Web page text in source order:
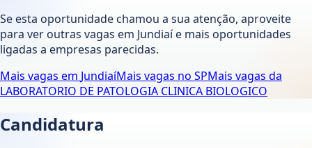
Se esta oportunidade chamou a sua atenção, aproveite
para ver outras vagas em Jundiaíe mais oportunidades
ligadas a empresas parecidas.
Mais vagas em JundiaíMais vagas no SPMais vagas da
LABORATORIO DE PATOLOGIA CLINICA BIOLOGICO
Candidatura